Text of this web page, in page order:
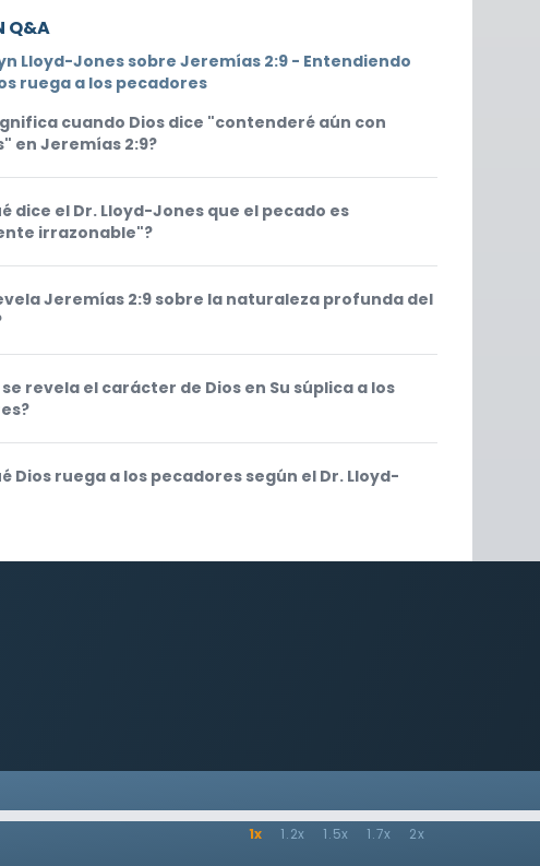
Q&A
Lloyd-Jones sobre Jeremías 2:9 - Entendiendo
ruega a los pecadores
cuando Dios dice "contenderé aún con
en Jeremías 2:9?
dice el Dr. Lloyd-Jones que el pecado es
irrazonable"?
Jeremías 2:9 sobre la naturaleza profunda del
se revela el carácter de Dios en Su súplica a los
Dios ruega a los pecadores según el Dr. Lloyd-
1x 1.2x 1.5x 1.7x 2x